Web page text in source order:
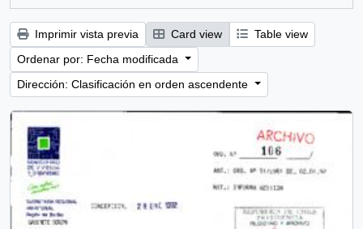
Imprimir vista previa Card view
Table view
Ordenar por: Fecha modificada
Dirección: Clasificación en orden ascendente